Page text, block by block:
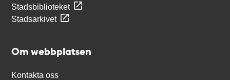
Stadsbiblioteket
Stadsarkivet
Om webbplatsen
Kontakta oss